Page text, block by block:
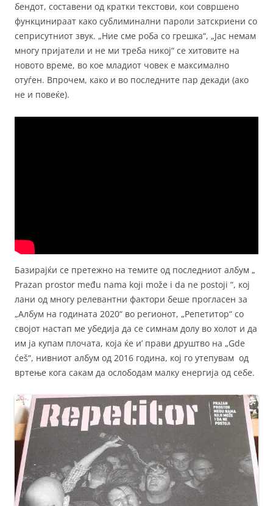
бендот, составени од кратки текстови, кои совршено
функцинираат како сублиминални пароли затскриени со
сеприсутниот звук. „Ние сме роба со грешка“, „Јас немам
многу пријатели и не ми треба никој“ се хитовите на
новото време, во кое младиот човек е максимално
отуѓен. Впрочем, како и во последните пар декади (ако
не и повеќе).
Базирајќи се претежно на темите од последниот албум „
Prazan prostor među nama koji može i da ne postoji “, кој
лани од многу релевантни фактори беше прогласен за
„Албум на годината 2020“ во регионот, „Репетитор“ со
својот настап ме убедија да се симнам долу во холот и да
им ја купам плочата, која ќе и’ прави друштво на „Gde
ćeš“, нивниот албум од 2016 година, кој го утепувам од
вртење кога сакам да ослободам малку енергија од себе.